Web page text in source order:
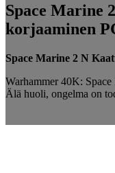
Space Marine
korjaaminen
Space Marine 2 N
Warhammer 40K:
Älä huoli, ongelma on